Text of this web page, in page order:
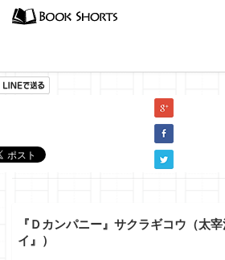
『Ｄカンパニー』サクラギコウ（太
イ』）